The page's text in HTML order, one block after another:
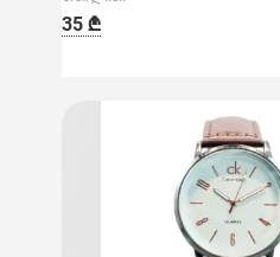
35 ₾